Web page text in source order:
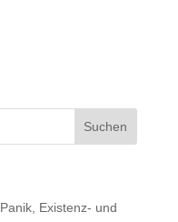
Existenz- und